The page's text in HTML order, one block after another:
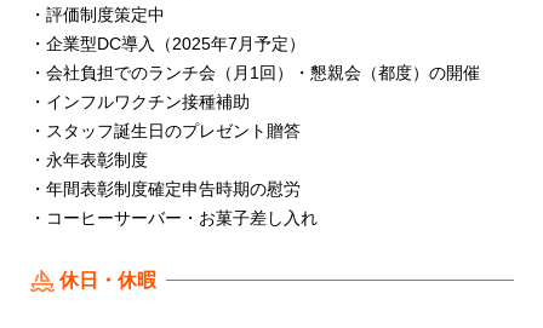
・評価制度策定中
・企業型DC導入（2025年7月予定）
・会社負担でのランチ会（月1回）・懇親会（都度）の開催
・インフルワクチン接種補助
・スタッフ誕生日のプレゼント贈答
・永年表彰制度
・年間表彰制度確定申告時期の慰労
・コーヒーサーバー・お菓子差し入れ
休日・休暇